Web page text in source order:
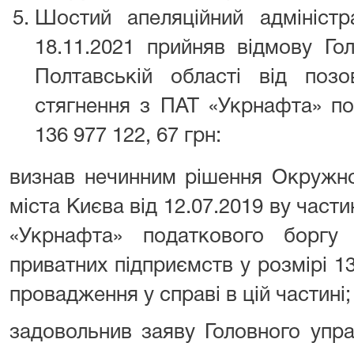
Шостий апеляційний
18.11.2021 прийняв відмову
Полтавській області від
стягнення з ПАТ «Укрнафта»
136 977 122, 67 грн:
визнав нечинним рішення
міста Києва від 12.07.2019 ву
«Укрнафта» податкового
приватних підприємств у розмірі
провадження у справі в цій частині;
задовольнив заяву Головного